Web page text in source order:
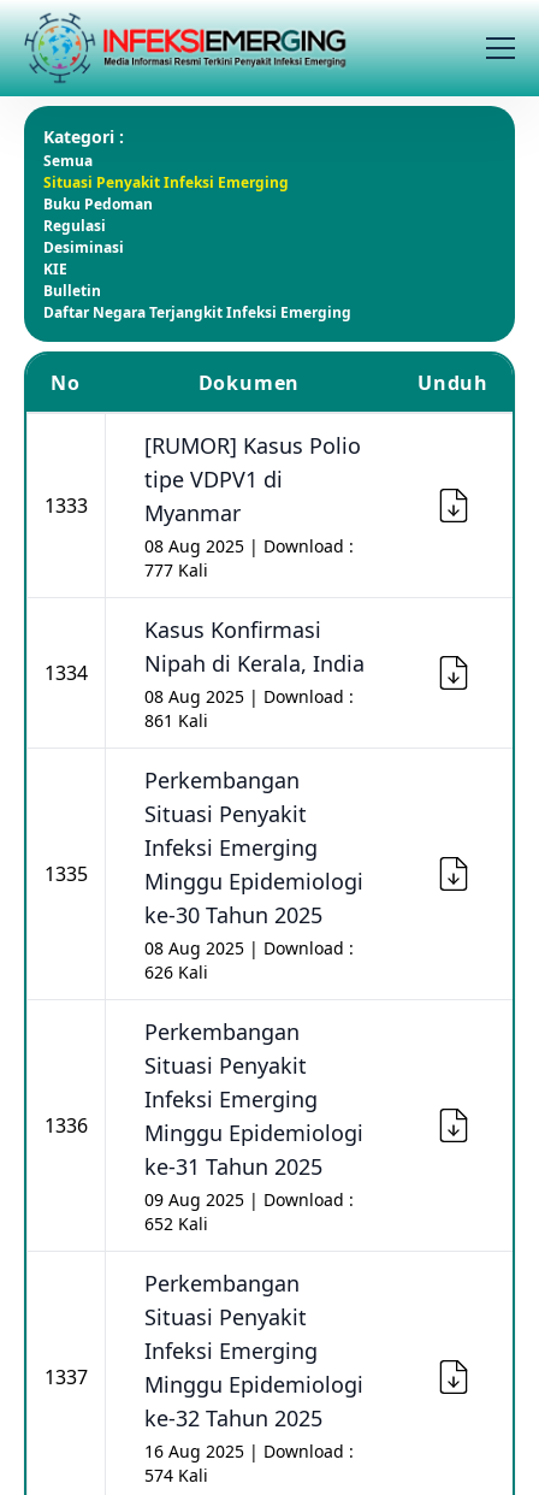
Kategori :
Semua
Situasi Penyakit Infeksi Emerging
Buku Pedoman
Regulasi
Desiminasi
KIE
Bulletin
Daftar Negara Terjangkit Infeksi Emerging
No Dokumen Unduh
1333
[RUMOR] Kasus Polio
tipe VDPV1 di
Myanmar
08 Aug 2025 | Download :
777 Kali
1334
Kasus Konfirmasi
Nipah di Kerala, India
08 Aug 2025 | Download :
861 Kali
1335
Perkembangan
Situasi Penyakit
Infeksi Emerging
Minggu Epidemiologi
ke-30 Tahun 2025
08 Aug 2025 | Download :
626 Kali
1336
Perkembangan
Situasi Penyakit
Infeksi Emerging
Minggu Epidemiologi
ke-31 Tahun 2025
09 Aug 2025 | Download :
652 Kali
1337
Perkembangan
Situasi Penyakit
Infeksi Emerging
Minggu Epidemiologi
ke-32 Tahun 2025
16 Aug 2025 | Download :
574 Kali